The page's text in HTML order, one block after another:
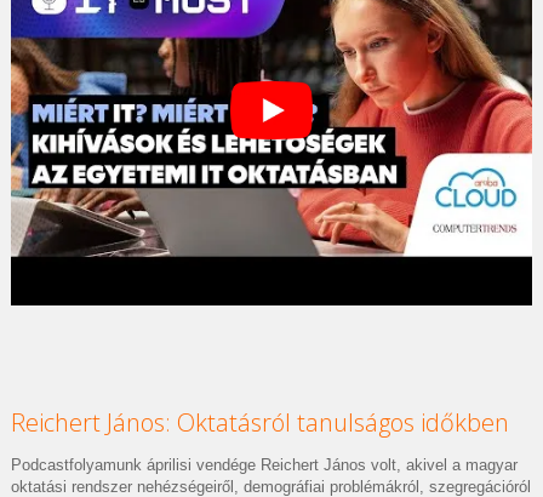
Reichert János: Oktatásról tanulságos időkben
Podcastfolyamunk áprilisi vendége Reichert János volt, akivel a magyar
oktatási rendszer nehézségeiről, demográfiai problémákról, szegregációról